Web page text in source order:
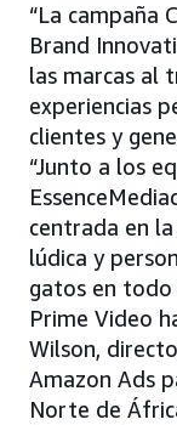
“La campaña
Brand
las marcas al
experiencias
clientes y
“Junto a los
centrada en
lúdica y
gatos en todo
Prime Video
Wilson,
Amazon Ads
Norte de